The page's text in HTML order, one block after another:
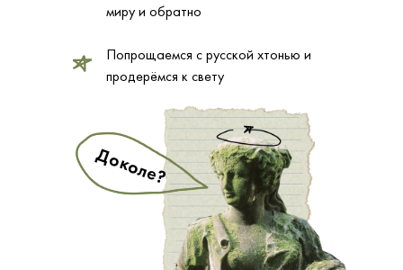
миру и обратно
Попрощаемся с русской хтонью и
продерёмся к свету
Доколе?